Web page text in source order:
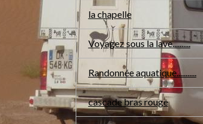
la chapelle
Voyagez sous la lave..........
Randonnée aquatique...........
cascade bras rouge